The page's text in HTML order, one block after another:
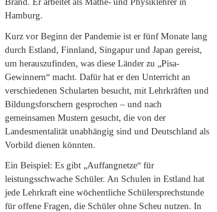
Hamburg.
Kurz vor Beginn der Pandemie ist er fünf Monate lang
durch Estland, Finnland, Singapur und Japan gereist,
um herauszufinden, was diese Länder zu „Pisa-
Gewinnern“ macht. Dafür hat er den Unterricht an
verschiedenen Schularten besucht, mit Lehrkräften und
Bildungsforschern gesprochen – und nach
gemeinsamen Mustern gesucht, die von der
Landesmentalität unabhängig sind und Deutschland als
Vorbild dienen könnten.
Ein Beispiel: Es gibt „Auffangnetze“ für
leistungsschwache Schüler. An Schulen in Estland hat
jede Lehrkraft eine wöchentliche Schülersprechstunde
für offene Fragen, die Schüler ohne Scheu nutzen. In